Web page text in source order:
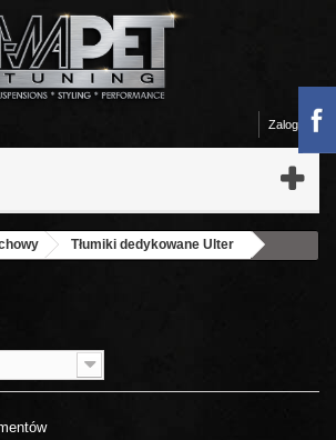
Zaloguj się
Tłumiki dedykowane Ulter